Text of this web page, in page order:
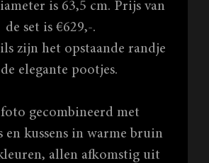
is 63,5 cm. Prijs van
de set is €629,-.
zijn het opstaande randje
elegante pootjes.
gecombineerd met
en kussens in warme bruin
allen afkomstig uit